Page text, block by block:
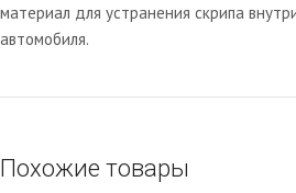
материал для устранения скрипа
автомобиля.
Похожие товары